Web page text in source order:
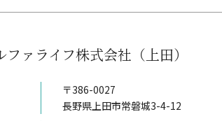
ファライフ株式会社（上田）
〒386-0027
長野県上田市常磐城3-4-12